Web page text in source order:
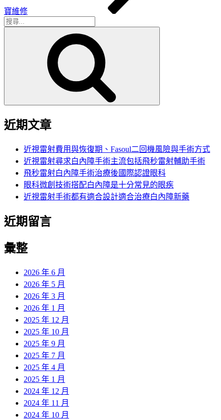
寶維修
搜
近期文章
近視雷射費用與恢復期、Fasoul二回機風險與手術方式
近視雷射尋求白內障手術主流包括飛秒雷射輔助手術
飛秒雷射白內障手術治療後國際認證眼科
眼科微創技術搭配白內障是十分常見的眼疾
近視雷射手術都有適合設計適合治療白內障新藥
近期留言
彙整
2026 年 6 月
2026 年 5 月
2026 年 3 月
2026 年 1 月
2025 年 12 月
2025 年 10 月
2025 年 9 月
2025 年 7 月
2025 年 4 月
2025 年 1 月
2024 年 12 月
2024 年 11 月
2024 年 10 月